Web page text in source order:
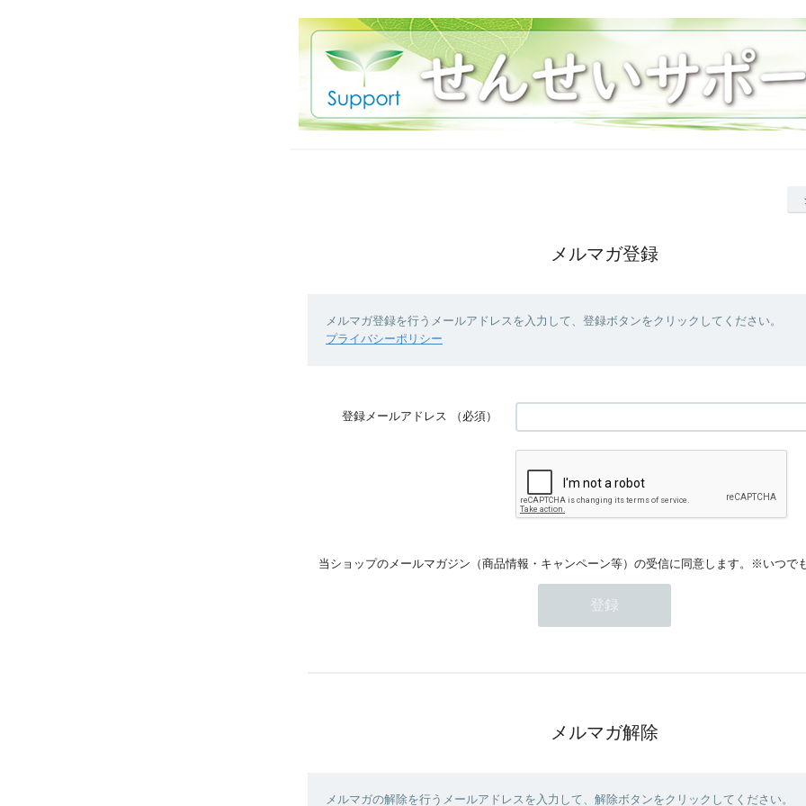
メルマガ登録
メルマガ登録を行うメールアドレスを入力して、登録ボタンをクリックしてください。
プライバシーポリシー
登録メールアドレス （必須）
当ショップのメールマガジン（商品情報・キャンペーン等）の受信に同意します。※いつで
メルマガ解除
メルマガの解除を行うメールアドレスを入力して、解除ボタンをクリックしてください。